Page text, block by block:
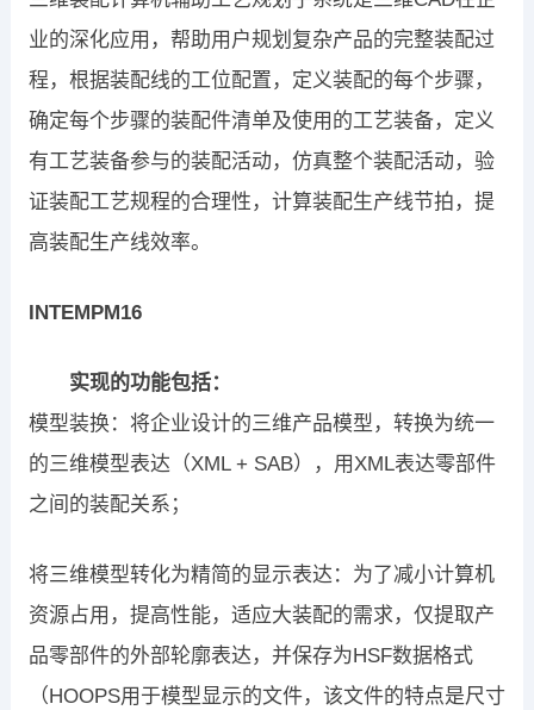
业的深化应用，帮助用户规划复杂产品的完整装配过
程，根据装配线的工位配置，定义装配的每个步骤，
确定每个步骤的装配件清单及使用的工艺装备，定义
有工艺装备参与的装配活动，仿真整个装配活动，验
证装配工艺规程的合理性，计算装配生产线节拍，提
高装配生产线效率。
INTEMPM16
实现的功能包括：
模型装换：将企业设计的三维产品模型，转换为统一
的三维模型表达（XML + SAB），用XML表达零部件
之间的装配关系；
将三维模型转化为精简的显示表达：为了减小计算机
资源占用，提高性能，适应大装配的需求，仅提取产
品零部件的外部轮廓表达，并保存为HSF数据格式
（HOOPS用于模型显示的文件，该文件的特点是尺寸